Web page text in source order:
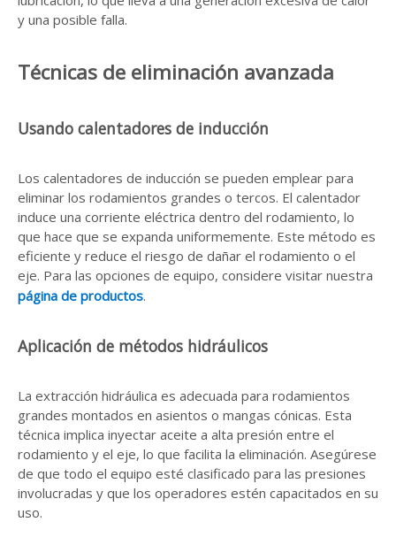
y una posible falla.
Técnicas de eliminación avanzada
Usando calentadores de inducción
Los calentadores de inducción se pueden emplear para
eliminar los rodamientos grandes o tercos. El calentador
induce una corriente eléctrica dentro del rodamiento, lo
que hace que se expanda uniformemente. Este método es
eficiente y reduce el riesgo de dañar el rodamiento o el
eje. Para las opciones de equipo, considere visitar nuestra
página de productos.
Aplicación de métodos hidráulicos
La extracción hidráulica es adecuada para rodamientos
grandes montados en asientos o mangas cónicas. Esta
técnica implica inyectar aceite a alta presión entre el
rodamiento y el eje, lo que facilita la eliminación. Asegúrese
de que todo el equipo esté clasificado para las presiones
involucradas y que los operadores estén capacitados en su
uso.